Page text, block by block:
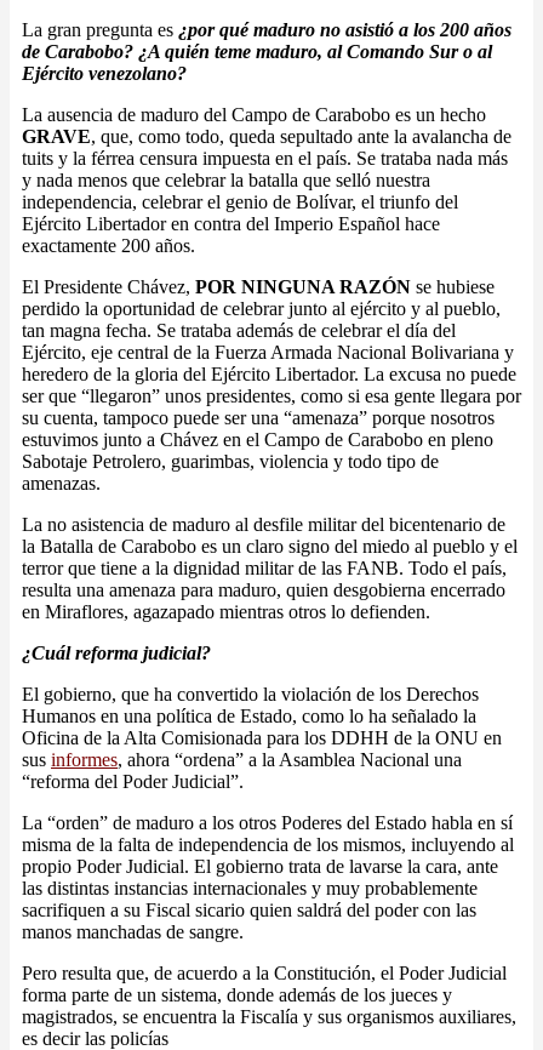
La gran pregunta es ¿por qué maduro no asistió a los 200 años
de Carabobo? ¿A quién teme maduro, al Comando Sur o al
Ejército venezolano?
La ausencia de maduro del Campo de Carabobo es un hecho
GRAVE, que, como todo, queda sepultado ante la avalancha de
tuits y la férrea censura impuesta en el país. Se trataba nada más
y nada menos que celebrar la batalla que selló nuestra
independencia, celebrar el genio de Bolívar, el triunfo del
Ejército Libertador en contra del Imperio Español hace
exactamente 200 años.
El Presidente Chávez, POR NINGUNA RAZÓN se hubiese
perdido la oportunidad de celebrar junto al ejército y al pueblo,
tan magna fecha. Se trataba además de celebrar el día del
Ejército, eje central de la Fuerza Armada Nacional Bolivariana y
heredero de la gloria del Ejército Libertador. La excusa no puede
ser que “llegaron” unos presidentes, como si esa gente llegara por
su cuenta, tampoco puede ser una “amenaza” porque nosotros
estuvimos junto a Chávez en el Campo de Carabobo en pleno
Sabotaje Petrolero, guarimbas, violencia y todo tipo de
amenazas.
La no asistencia de maduro al desfile militar del bicentenario de
la Batalla de Carabobo es un claro signo del miedo al pueblo y el
terror que tiene a la dignidad militar de las FANB. Todo el país,
resulta una amenaza para maduro, quien desgobierna encerrado
en Miraflores, agazapado mientras otros lo defienden.
¿Cuál reforma judicial?
El gobierno, que ha convertido la violación de los Derechos
Humanos en una política de Estado, como lo ha señalado la
Oficina de la Alta Comisionada para los DDHH de la ONU en
sus informes, ahora “ordena” a la Asamblea Nacional una
“reforma del Poder Judicial”.
La “orden” de maduro a los otros Poderes del Estado habla en sí
misma de la falta de independencia de los mismos, incluyendo al
propio Poder Judicial. El gobierno trata de lavarse la cara, ante
las distintas instancias internacionales y muy probablemente
sacrifiquen a su Fiscal sicario quien saldrá del poder con las
manos manchadas de sangre.
Pero resulta que, de acuerdo a la Constitución, el Poder Judicial
forma parte de un sistema, donde además de los jueces y
magistrados, se encuentra la Fiscalía y sus organismos auxiliares,
es decir las policías